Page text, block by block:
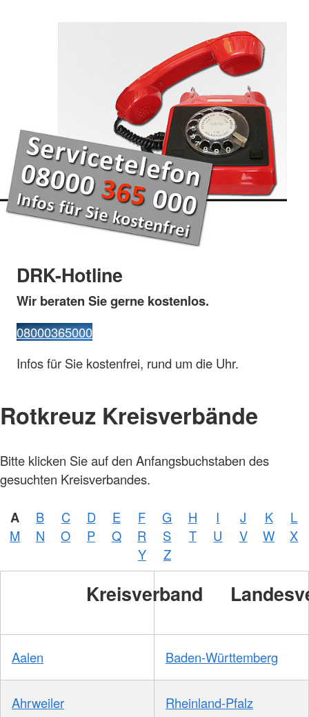
DRK-Hotline
Wir beraten Sie gerne kostenlos.
08000365000
Infos für Sie kostenfrei, rund um die Uhr.
Rotkreuz Kreisverbände
Bitte klicken Sie auf den Anfangsbuchstaben des
gesuchten Kreisverbandes.
A B C D E F G H I J K
L
M
N O P Q R S T U V W
X
Y
Z
Kreisverband
Aalen Baden-Württemberg
Ahrweiler Rheinland-Pfalz